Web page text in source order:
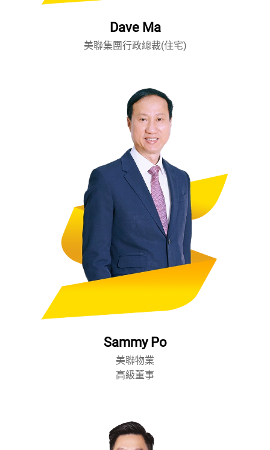
Dave Ma
美聯集團行政總裁(住宅)
Sammy Po
美聯物業
高級董事